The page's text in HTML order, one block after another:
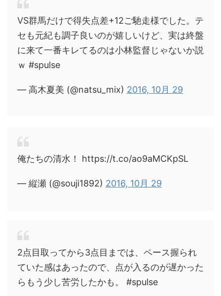
VS群馬だけで得失点差+12ご馳走様でした。テ
セも元紀も調子良いのが嬉しいけど、実は終盤
に来て一番キレてるのは小林監督じゃないか説
ｗ #spulse
— 高木夏美 (@natsu_mix) 2016, 10月 29
俺たちの清水！ https://t.co/ao9aMCKpSL
— 縦瀬 (@souji1892) 2016, 10月 29
2点目取ってから3点目までは、ペース握られ
ていた感はあったので、点が入るのが遅かった
らもう少し苦労したかも。 #spulse